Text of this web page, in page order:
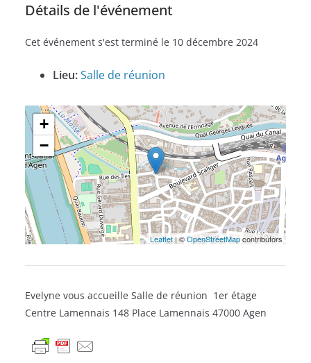
Détails de l'événement
Cet événement s'est terminé le 10 décembre 2024
Lieu:Salle de réunion
+
−
Leaflet| ©OpenStreetMapcontributors
Evelyne vous accueille Salle de réunion 1er étage
Centre Lamennais 148 Place Lamennais 47000 Agen